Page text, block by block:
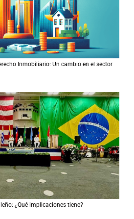
Inmobiliario: Un cambio en el sector
¿Qué implicaciones tiene?